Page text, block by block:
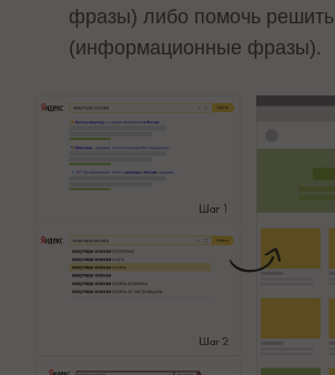
фразы) либо помочь решить
(информационные фразы).